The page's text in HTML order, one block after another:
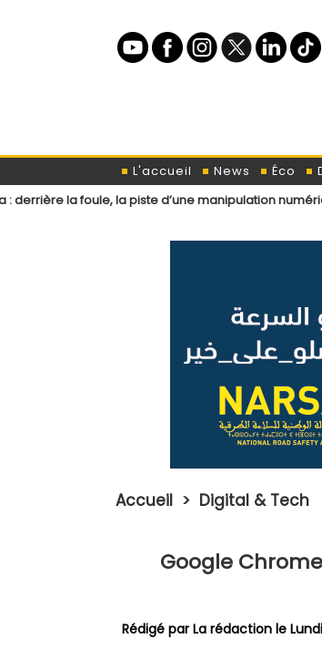
L'accueil News Éco
la piste d’une manipulation numérique venue de
Accueil > Digital & Tech
Google
Rédigé par La rédaction le